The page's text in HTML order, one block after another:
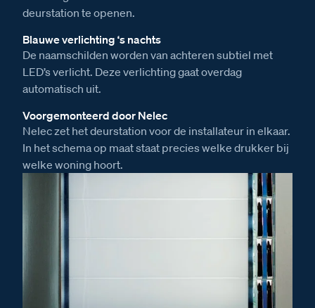
deurstation te openen.
Blauwe verlichting ‘s nachts
De naamschilden worden van achteren subtiel met
LED’s verlicht. Deze verlichting gaat overdag
automatisch uit.
Voorgemonteerd door Nelec
Nelec zet het deurstation voor de installateur in elkaar.
In het schema op maat staat precies welke drukker bij
welke woning hoort.